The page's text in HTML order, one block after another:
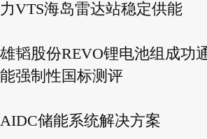
力VTS海岛雷达站稳定供能
雄韬股份REVO锂电池组成功
能强制性国标测评
AIDC储能系统解决方案